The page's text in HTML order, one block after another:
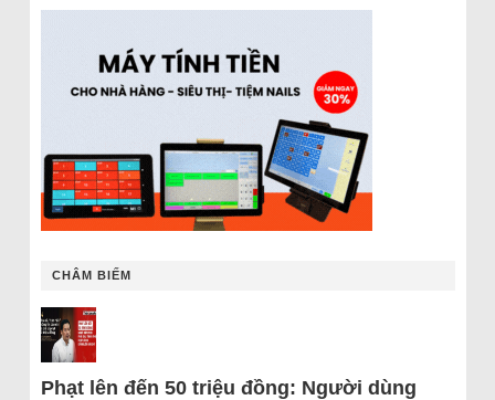
CHÂM BIẾM
Phạt lên đến 50 triệu đồng: Người dùng